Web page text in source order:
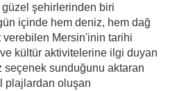
şehirlerinden biri
içinde hem deniz, hem dağ
Mersin'inin tarihi
kültür aktivitelerine ilgi duyan
seçenek sunduğunu aktaran
plajlardan oluşan